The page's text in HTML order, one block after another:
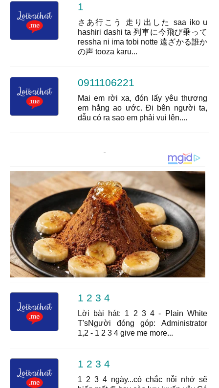
1
さあ行こう 走り出した saa iko u
hashiri dashi ta 列車に今飛び乗って
ressha ni ima tobi notte 遠ざかる誰か
の声 tooza karu...
0911106221
Mai em rời xa, đón lấy yêu thương
em hằng ao ước. Đi bên người ta,
dẫu có ra sao em phải vui lên....
1 2 3 4
Lời bài hát: 1 2 3 4 - Plain White
T'sNgười đóng góp: Administrator
1,2 - 1 2 3 4 give me more...
1 2 3 4
1 2 3 4 ngày...có chắc nỗi nhớ sẽ